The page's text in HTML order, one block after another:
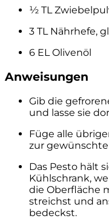
½ TL
3 TL Nährhefe,
6 EL Olivenöl
Anweisungen
Gib die
und lasse sie
Füge alle
zur
Das Pesto hält
Kühlschrank,
die Oberfläche
streichst und
bedeckst.